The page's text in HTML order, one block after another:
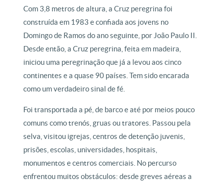
Com 3,8 metros de altura, a Cruz peregrina foi
construída em 1983 e confiada aos jovens no
Domingo de Ramos do ano seguinte, por João Paulo II.
Desde então, a Cruz peregrina, feita em madeira,
iniciou uma peregrinação que já a levou aos cinco
continentes e a quase 90 países. Tem sido encarada
como um verdadeiro sinal de fé.
Foi transportada a pé, de barco e até por meios pouco
comuns como trenós, gruas ou tratores. Passou pela
selva, visitou igrejas, centros de detenção juvenis,
prisões, escolas, universidades, hospitais,
monumentos e centros comerciais. No percurso
enfrentou muitos obstáculos: desde greves aéreas a